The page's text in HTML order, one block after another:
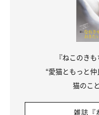
「おててな
妹 真逆なポ
ファの上でくつろ
ています。堂々と
いちゃん、前足を
ん。可愛らしい2
写真提供・取材協力／
取材・文／二宮ねこむ
※この記事は投稿者さまに
『ねこのき
“愛猫ともっと
猫のこ
雑誌『